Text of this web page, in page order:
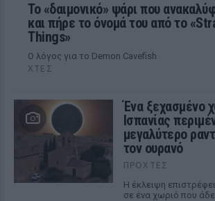
Το «δαιμονικό» ψάρι που
και πήρε το όνομά του από το
Things»
Ο λόγος για το Demon Cavefish
ΧΤΕΣ
Ένα ξεχασμένο
Ισπανίας
μεγαλύτερο
τον ουρανό
ΠΡΟΧΤΈΣ
Η έκλειψη
σε ένα χωριό που